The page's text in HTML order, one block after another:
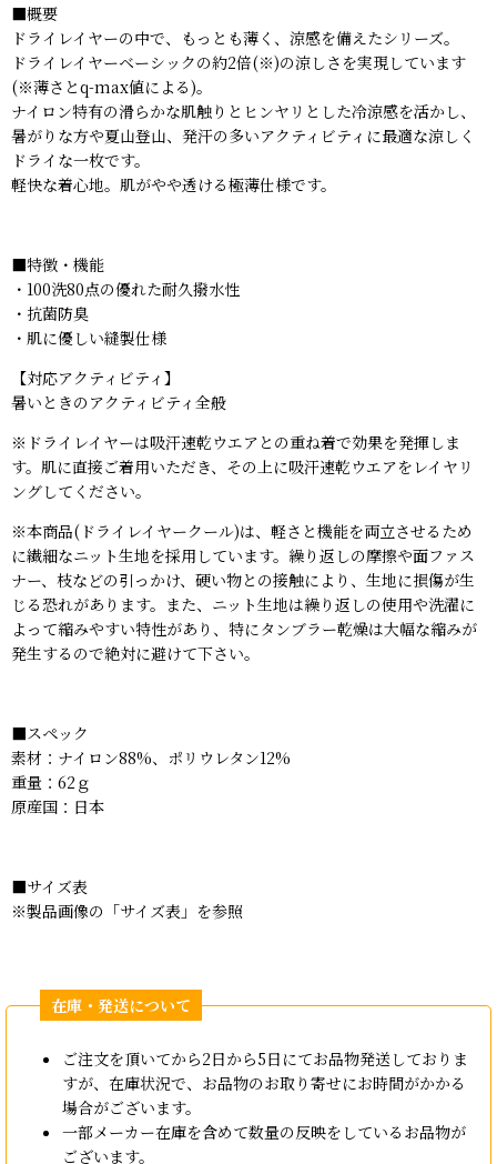
■概要
ドライレイヤーの中で、もっとも薄く、涼感を備えたシリーズ。
ドライレイヤーベーシックの約2倍(※)の涼しさを実現しています
(※薄さとq-max値による)。
ナイロン特有の滑らかな肌触りとヒンヤリとした冷涼感を活かし、
暑がりな方や夏山登山、発汗の多いアクティビティに最適な涼しく
ドライな一枚です。
軽快な着心地。肌がやや透ける極薄仕様です。
■特徴・機能
・100洗80点の優れた耐久撥水性
・抗菌防臭
・肌に優しい縫製仕様
【対応アクティビティ】
暑いときのアクティビティ全般
※ドライレイヤーは吸汗速乾ウエアとの重ね着で効果を発揮しま
す。肌に直接ご着用いただき、その上に吸汗速乾ウエアをレイヤリ
ングしてください。
※本商品(ドライレイヤークール)は、軽さと機能を両立させるため
に繊細なニット生地を採用しています。繰り返しの摩擦や面ファス
ナー、枝などの引っかけ、硬い物との接触により、生地に損傷が生
じる恐れがあります。また、ニット生地は繰り返しの使用や洗濯に
よって縮みやすい特性があり、特にタンブラー乾燥は大幅な縮みが
発生するので絶対に避けて下さい。
■スペック
素材：ナイロン88%、ポリウレタン12%
重量：62ｇ
原産国：日本
■サイズ表
※製品画像の「サイズ表」を参照
ご注文を頂いてから2日から5日にてお品物発送しておりま
すが、在庫状況で、お品物のお取り寄せにお時間がかかる
場合がございます。
一部メーカー在庫を含めて数量の反映をしているお品物が
ございます。